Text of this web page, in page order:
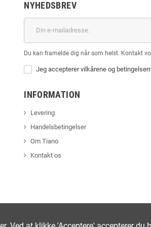
NYHEDSBREV
Du kan framelde dig når som helst. Kontakt
Jeg accepterer vilkårene og
INFORMATION
Levering
Handelsbetingelser
Om Tiano
Kontakt os